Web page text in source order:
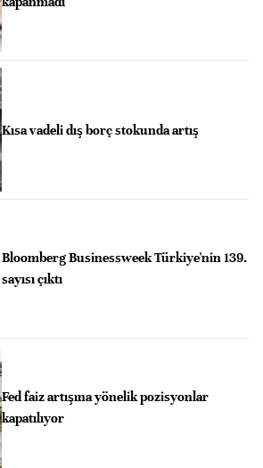
Kısa vadeli dış borç stokunda artış
Bloomberg Businessweek Türkiye'nin 139.
sayısı çıktı
Fed faiz artışına yönelik pozisyonlar
kapatılıyor